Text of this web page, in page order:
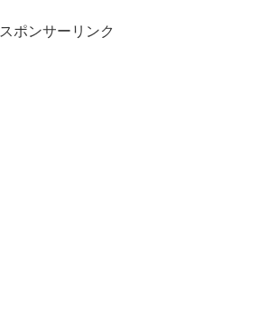
スポンサーリンク